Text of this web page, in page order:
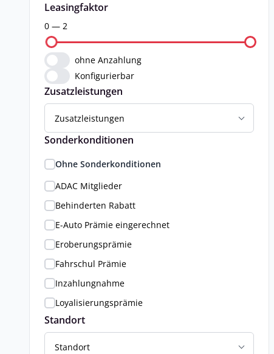
Leasingfaktor
0 — 2
ohne Anzahlung
Konfigurierbar
Zusatzleistungen
Zusatzleistungen
Sonderkonditionen
Ohne Sonderkonditionen
ADAC Mitglieder
Behinderten Rabatt
E-Auto Prämie eingerechnet
Eroberungsprämie
Fahrschul Prämie
Inzahlungnahme
Loyalisierungsprämie
Standort
Standort